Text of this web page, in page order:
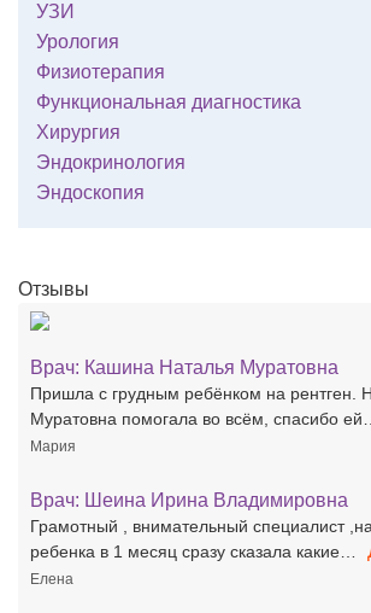
УЗИ
Урология
Физиотерапия
Функциональная диагностика
Хирургия
Эндокринология
Эндоскопия
Отзывы
Врач: Кашина Наталья Муратовна
Пришла с грудным ребёнком на рентген.
Муратовна помогала во всём, спасибо
Мария
Врач: Шеина Ирина Владимировна
Грамотный , внимательный специалист
ребенка в 1 месяц сразу сказала какие…
Елена